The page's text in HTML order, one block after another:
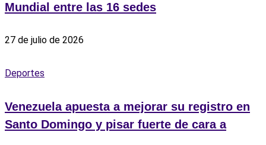
Mundial entre las 16 sedes
27 de julio de 2026
Deportes
Venezuela apuesta a mejorar su registro en
Santo Domingo y pisar fuerte de cara a